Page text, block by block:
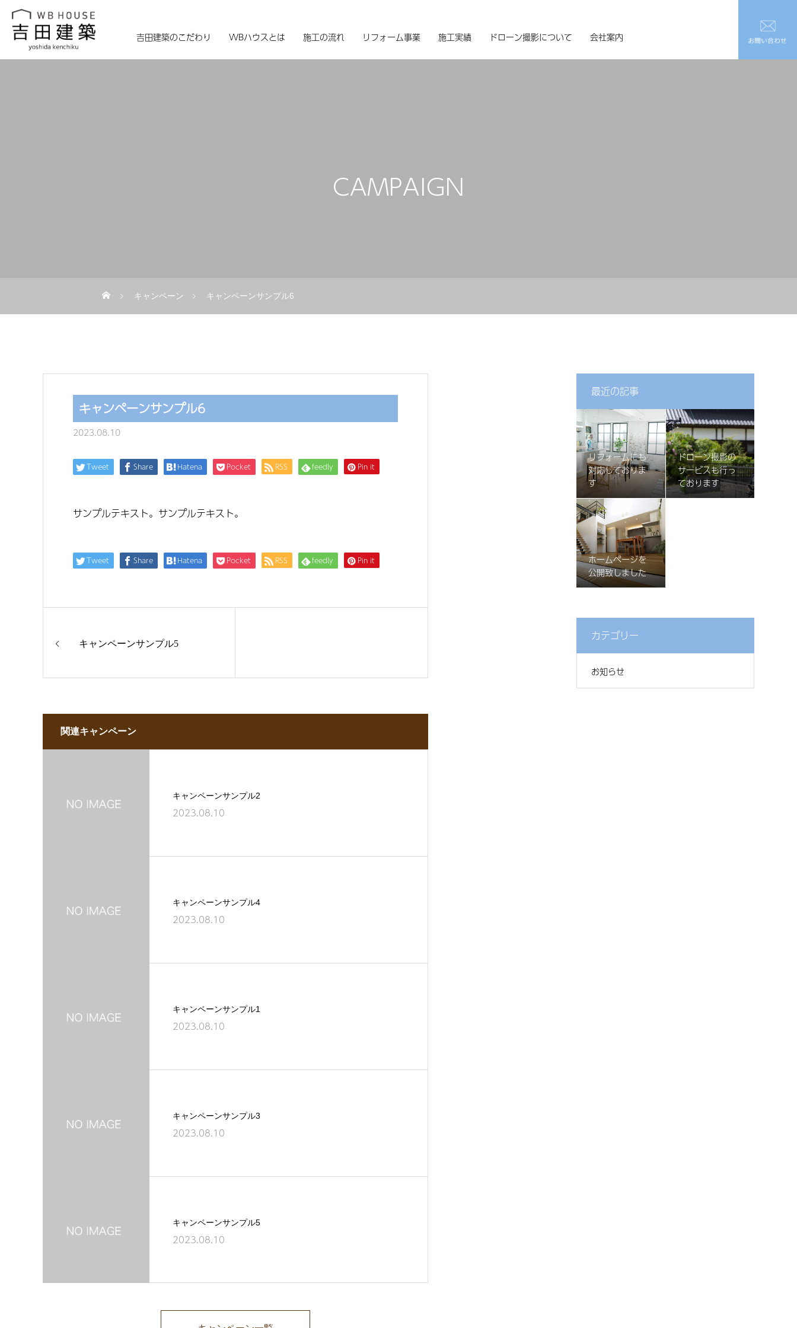
吉田建築のこだわり WBハウスとは 施工の流れ リフォーム事業 施工実績 ドローン撮影について 会社案内
CAMPAIGN
キャンペーン キャンペーンサンプル6
キャンペーンサンプル6
2023.08.10
Tweet Share Hatena Pocket RSS feedly Pin it
サンプルテキスト。サンプルテキスト。
Tweet Share Hatena Pocket RSS feedly Pin it
キャンペーンサンプル5
関連キャンペーン
キャンペーンサンプル2
2023.08.10
キャンペーンサンプル4
2023.08.10
キャンペーンサンプル1
2023.08.10
キャンペーンサンプル3
2023.08.10
キャンペーンサンプル5
2023.08.10
最近の記事
リフォームにも
対応しておりま
す
ドローン撮影の
サービスも行っ
ております
ホームページを
公開致しました
カテゴリー
お知らせ